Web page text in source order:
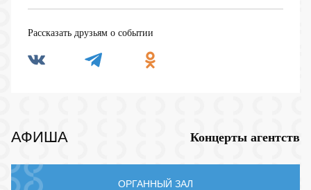
Рассказать друзьям о событии
АФИША Концерты агентств
ОРГАННЫЙ ЗАЛ